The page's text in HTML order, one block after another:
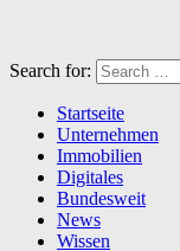
Search for:
Startseite
Unternehmen
Immobilien
Digitales
Bundesweit
News
Wissen